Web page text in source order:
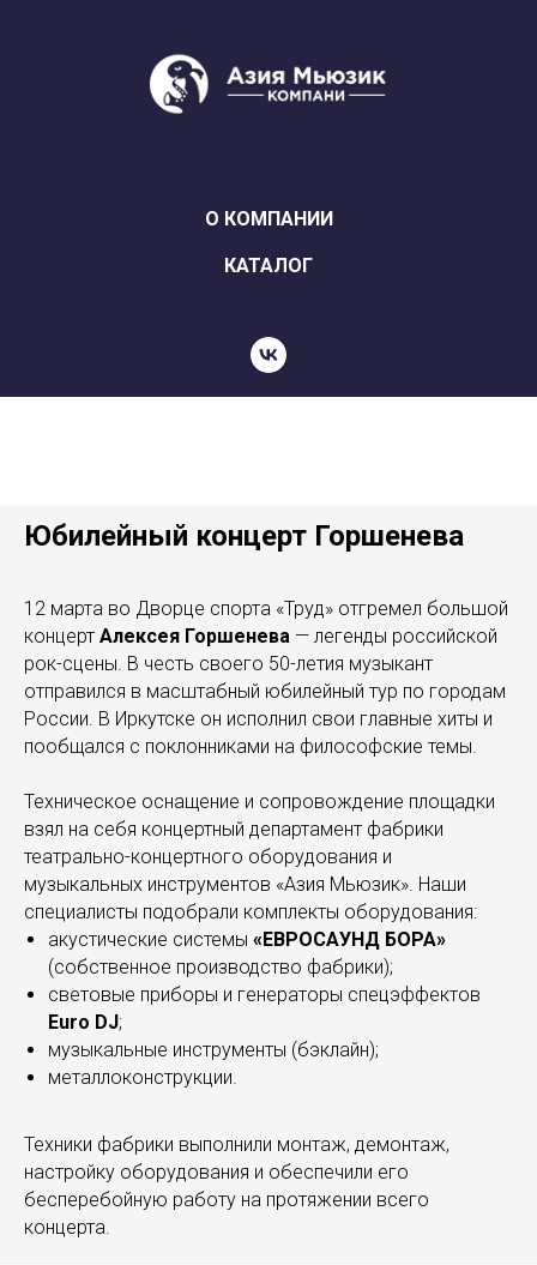
О КОМПАНИИ
КАТАЛОГ
Юбилейный концерт Горшенева
12 марта во Дворце спорта «Труд» отгремел большой
концерт Алексея Горшенева — легенды российской
рок-сцены. В честь своего 50-летия музыкант
отправился в масштабный юбилейный тур по городам
России. В Иркутске он исполнил свои главные хиты и
пообщался с поклонниками на философские темы.
Техническое оснащение и сопровождение площадки
взял на себя концертный департамент фабрики
театрально-концертного оборудования и
музыкальных инструментов «Азия Мьюзик». Наши
специалисты подобрали комплекты оборудования:
акустические системы «ЕВРОСАУНД БОРА»
(собственное производство фабрики);
световые приборы и генераторы спецэффектов
Euro DJ;
музыкальные инструменты (бэклайн);
металлоконструкции.
Техники фабрики выполнили монтаж, демонтаж,
настройку оборудования и обеспечили его
бесперебойную работу на протяжении всего
концерта.